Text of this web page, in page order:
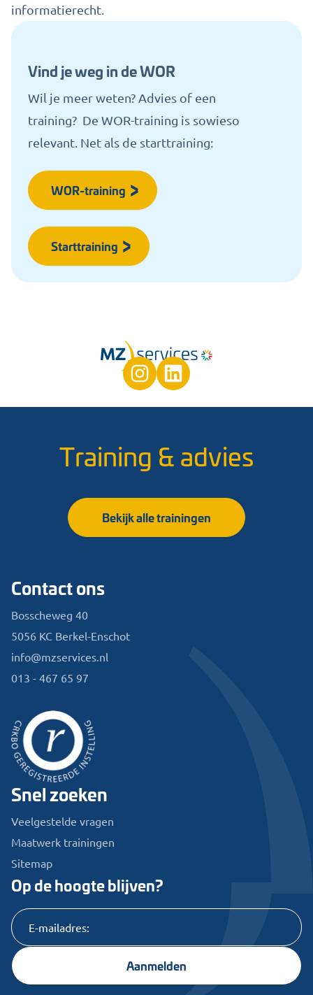
informatierecht
Vind je weg in de WOR
Wil je meer weten? Advies of een
training? De WOR-training is sowieso
relevant. Net als de starttraining:
WOR-training
Starttraining
Training & advies
Bekijk alle trainingen
Contact ons
Bosscheweg 40
5056 KC Berkel-Enschot
info@mzservices.nl
013 - 467 65 97
Snel zoeken
Veelgestelde vragen
Maatwerk trainingen
Sitemap
Op de hoogte blijven?
Aanmelden